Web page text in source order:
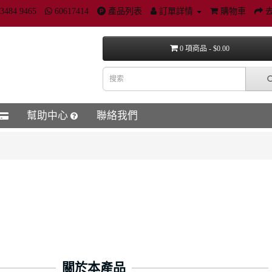
3484 9465 60617414 產品列表 訂單詳情 購物車
0 項商品 - $0.00
幫助中心 聯絡我們
關於本產品